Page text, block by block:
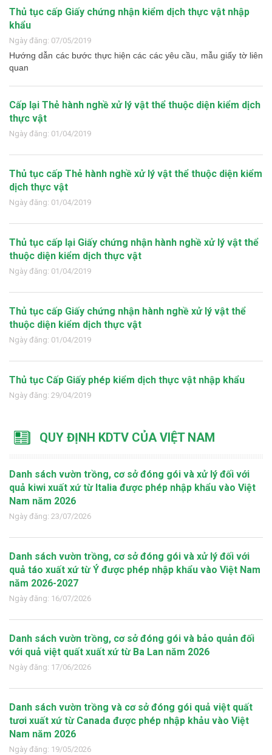
Thủ tục cấp Giấy chứng nhận kiểm dịch thực vật nhập
khẩu
Ngày đăng: 07/05/2019
Hướng dẫn các bước thực hiện các các yêu cầu, mẫu giấy tờ liên
quan
Cấp lại Thẻ hành nghề xử lý vật thể thuộc diện kiểm dịch
thực vật
Ngày đăng: 01/04/2019
Thủ tục cấp Thẻ hành nghề xử lý vật thể thuộc diện kiểm
dịch thực vật
Ngày đăng: 01/04/2019
Thủ tục cấp lại Giấy chứng nhận hành nghề xử lý vật thể
thuộc diện kiểm dịch thực vật
Ngày đăng: 01/04/2019
Thủ tục cấp Giấy chứng nhận hành nghề xử lý vật thể
thuộc diện kiểm dịch thực vật
Ngày đăng: 01/04/2019
Thủ tục Cấp Giấy phép kiểm dịch thực vật nhập khẩu
Ngày đăng: 29/04/2019
QUY ĐỊNH KDTV CỦA VIỆT NAM
Danh sách vườn trồng, cơ sở đóng gói và xử lý đối với
quả kiwi xuất xứ từ Italia được phép nhập khẩu vào Việt
Nam năm 2026
Ngày đăng: 23/07/2026
Danh sách vườn trồng, cơ sở đóng gói và xử lý đối với
quả táo xuất xứ từ Ý được phép nhập khẩu vào Việt Nam
năm 2026-2027
Ngày đăng: 16/07/2026
Danh sách vườn trồng, cơ sở đóng gói và bảo quản đối
với quả việt quất xuất xứ từ Ba Lan năm 2026
Ngày đăng: 17/06/2026
Danh sách vườn trồng và cơ sở đóng gói quả việt quất
tươi xuất xứ từ Canada được phép nhập khảu vào Việt
Nam năm 2026
Ngày đăng: 19/05/2026